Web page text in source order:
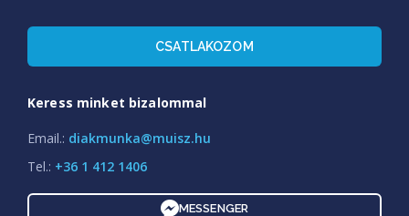
CSATLAKOZOM
Keress minket bizalommal
Email.: diakmunka@muisz.hu
Tel.: +36 1 412 1406
MESSENGER